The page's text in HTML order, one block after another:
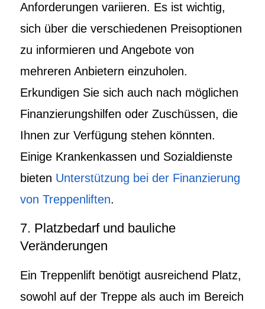
Anforderungen variieren. Es ist wichtig,
sich über die verschiedenen Preisoptionen
zu informieren und Angebote von
mehreren Anbietern einzuholen.
Erkundigen Sie sich auch nach möglichen
Finanzierungshilfen oder Zuschüssen, die
Ihnen zur Verfügung stehen könnten.
Einige Krankenkassen und Sozialdienste
bieten Unterstützung bei der Finanzierung
von Treppenliften.
7. Platzbedarf und bauliche
Veränderungen
Ein Treppenlift benötigt ausreichend Platz,
sowohl auf der Treppe als auch im Bereich